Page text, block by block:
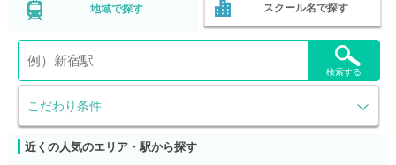
地域で探す スクール名で探す
こだわり条件
検索する
近くの人気のエリア・駅から探す